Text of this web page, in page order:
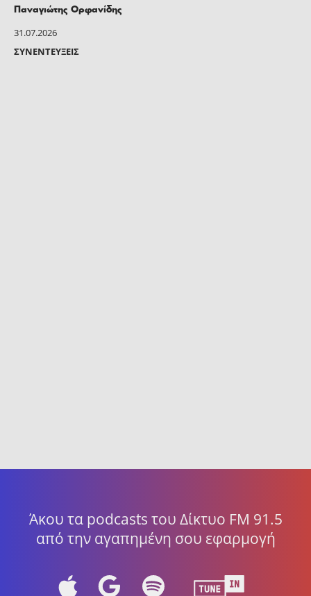
31.07.2026
ΣΥΝΕΝΤΕΎΞΕΙΣ
Παναγιώτης Ορφανίδης
Άκου τα podcasts του Δίκτυο FM 91.5
από την αγαπημένη σου εφαρμογή